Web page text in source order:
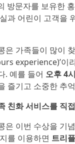
방문자를 보유한
과 어린이 고객을
은 가족들이 많이
experience)’이
. 예를 들어 오후 4시
즐기고 소중한 추
친화 서비스를 직
은 이번 수상을 기념
를 이용하면 트리